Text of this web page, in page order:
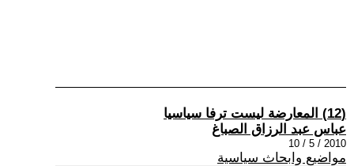
(12) المعارضة ليست ترفا سياسيا
عباس عبد الرزاق الصباغ
2010 / 5 / 10
مواضيع وابحاث سياسية